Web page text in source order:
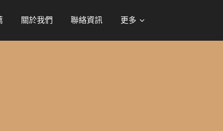
關於我們 聯絡資訊 更多